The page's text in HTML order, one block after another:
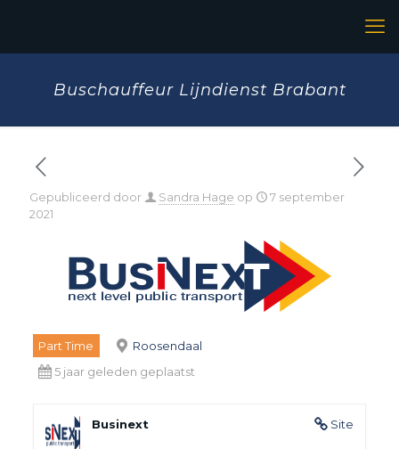
Buschauffeur Lijndienst Brabant
Gepubliceerd door Sandra Hage op
7 september
2021
Part Time
Roosendaal
5 jaar geleden geplaatst
Site
Businext